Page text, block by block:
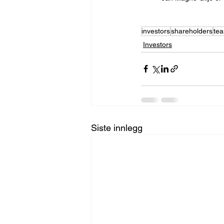
investorsshareholders
Investors
Siste innlegg